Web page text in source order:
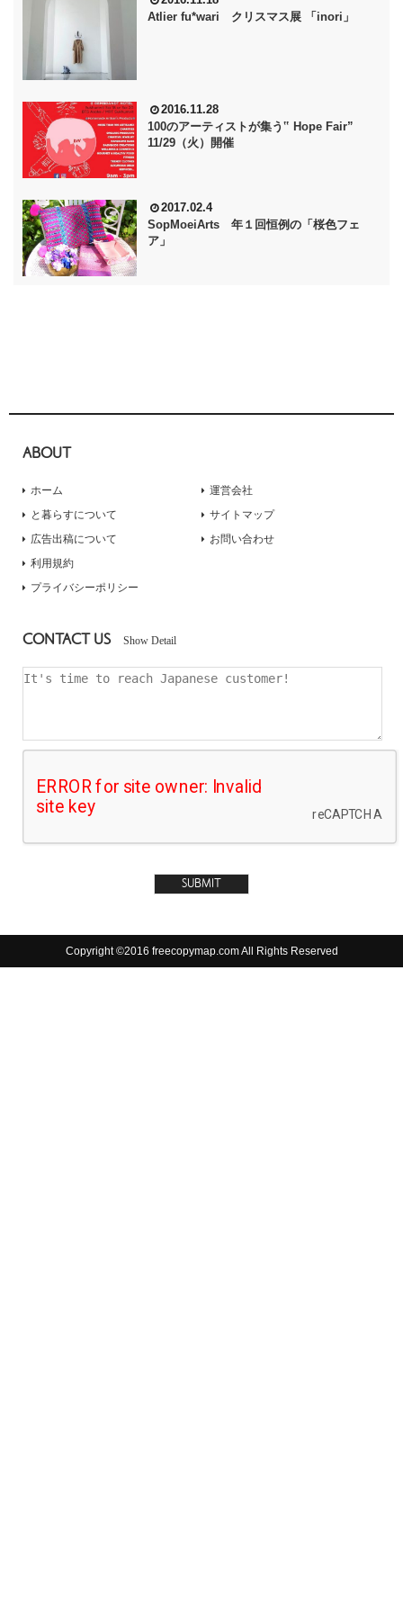
Atlier fu*wari クリスマス展 「inori」
2016.11.28
100のアーティストが集う‟ Hope Fair”
11/29（火）開催
2017.02.4
SopMoeiArts 年１回恒例の「桜色フェ
ア」
ABOUT
ホーム
と暮らすについて
広告出稿について
運営会社
サイトマップ
お問い合わせ
利用規約
プライバシーポリシー
CONTACT US Show Detail
Copyright ©2016 freecopymap.com All Rights Reserved